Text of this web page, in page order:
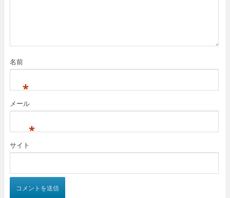
名前
*
メール
*
サイト